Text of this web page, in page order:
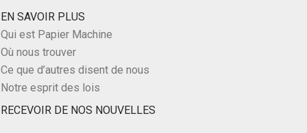
EN SAVOIR PLUS
Qui est Papier Machine
Où nous trouver
Ce que d’autres disent de nous
Notre esprit des lois
RECEVOIR DE NOS NOUVELLES